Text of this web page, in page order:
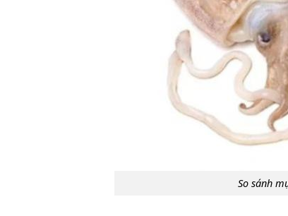
So sánh